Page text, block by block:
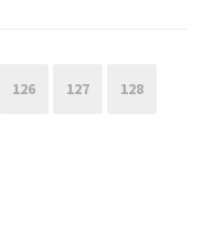
126 127 128